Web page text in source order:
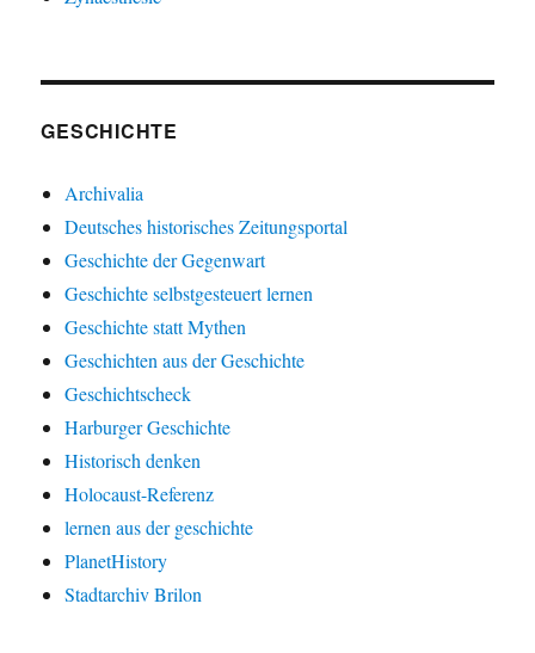
GESCHICHTE
Archivalia
Deutsches historisches Zeitungsportal
Geschichte der Gegenwart
Geschichte selbstgesteuert lernen
Geschichte statt Mythen
Geschichten aus der Geschichte
Geschichtscheck
Harburger Geschichte
Historisch denken
Holocaust-Referenz
lernen aus der geschichte
PlanetHistory
Stadtarchiv Brilon